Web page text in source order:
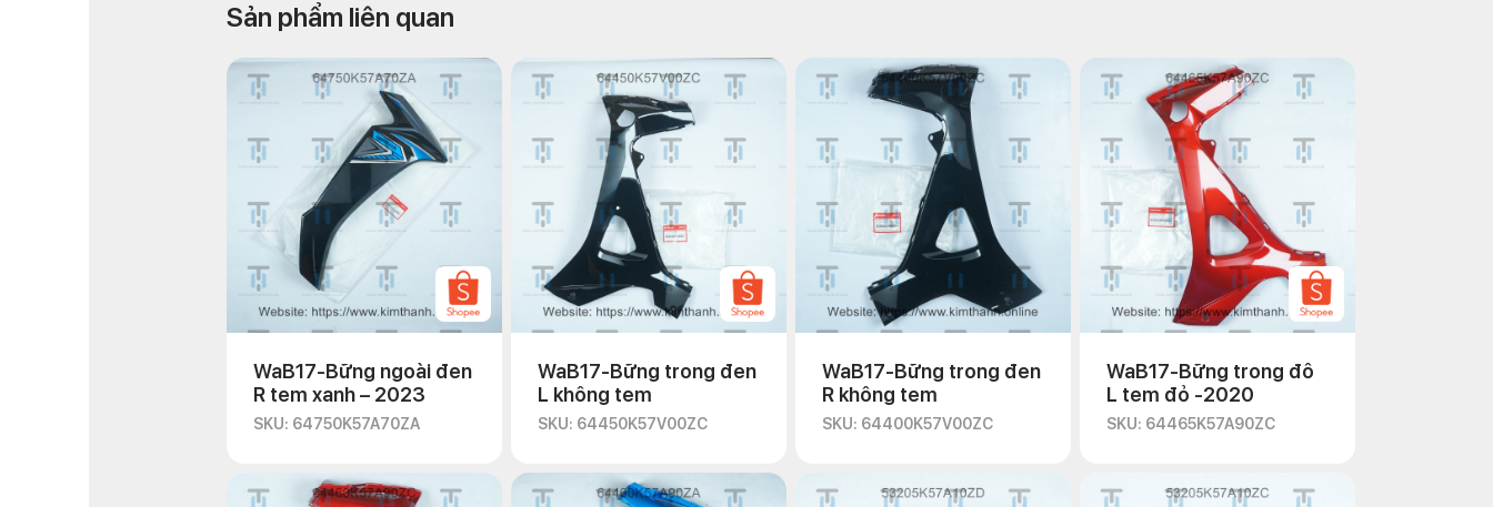
Sản phẩm liên quan
WaB17-Bững ngoài đen
R tem xanh – 2023
SKU: 64750K57A70ZA
WaB17-Bững trong đen
L không tem
SKU: 64450K57V00ZC
WaB17-Bững trong đen
R không tem
SKU: 64400K57V00ZC
WaB17-Bững trong đô
L tem đỏ -2020
SKU: 64465K57A90ZC